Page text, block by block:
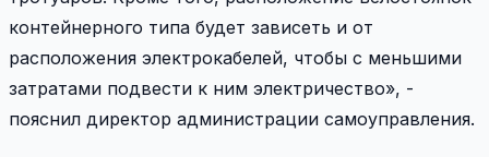
контейнерного типа будет зависеть и от
расположения электрокабелей, чтобы с меньшими
затратами подвести к ним электричество», -
пояснил директор администрации самоуправления.